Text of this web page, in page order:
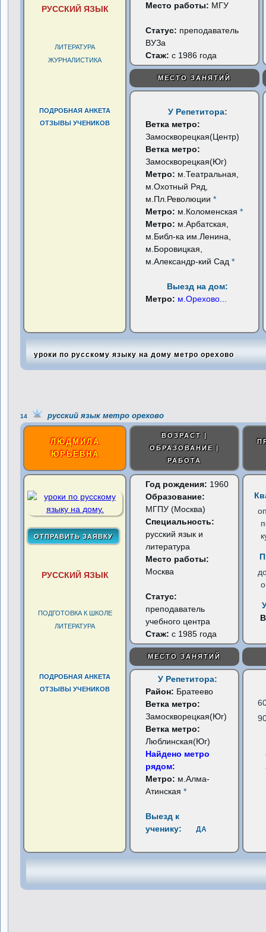
РУССКИЙ ЯЗЫК
ЛИТЕРАТУРА
ЖУРНАЛИСТИКА
ПОДРОБНАЯ АНКЕТА
ОТЗЫВЫ УЧЕНИКОВ
Место работы: МГУ
Статус: преподаватель
ВУЗа
Стаж: с 1986 года
МЕСТО ЗАНЯТИЙ
У Репетитора:
Ветка метро:
Замоскворецкая(Центр)
Ветка метро:
Замоскворецкая(Юг)
Метро: м.Театральная,
м.Охотный Ряд,
м.Пл.Революции*
Метро: м.Коломенская*
Метро: м.Арбатская,
м.Библ-ка им.Ленина,
м.Боровицкая,
м.Александр-кий Сад*
Выезд на дом:
Метро: м.Орехово
уроки по русскому языку на дому метро орехово
14 русский язык метро орехово
ЛЮДМИЛА
ЮРЬЕВНА
ВОЗРАСТ |
ОБРАЗОВАНИЕ |
РАБОТА
РУССКИЙ ЯЗЫК
ПОДГОТОВКА К ШКОЛЕ
ЛИТЕРАТУРА
ПОДРОБНАЯ АНКЕТА
ОТЗЫВЫ УЧЕНИКОВ
Год рождения: 1960
Образование:
МГПУ (Москва)
Специальность:
русский язык и
литература
Место работы:
Москва
Статус:
преподаватель
учебного центра
Стаж: с 1985 года
МЕСТО ЗАНЯТИЙ
У Репетитора:
Район: Братеево
Ветка метро:
Замоскворецкая(Юг)
Ветка метро:
Люблинская(Юг)
Найдено метро
рядом:
Метро: м.Алма-
Атинская*
Выезд к
ученику:
ДА